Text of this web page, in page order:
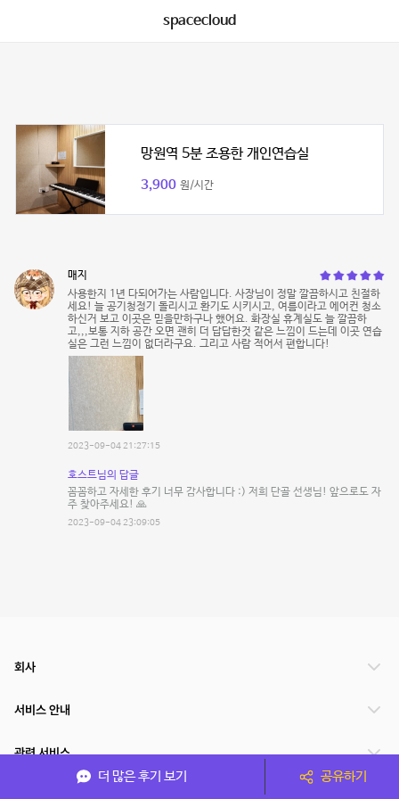
spacecloud
망원역 5분 조용한 개인연습실
3,900 원/시간
매지
사용한지 1년 다되어가는 사람입니다. 사장님이 정말 깔끔하시고 친절하
세요! 늘 공기청정기 돌리시고 환기도 시키시고, 여름이라고 에어컨 청소
하신거 보고 이곳은 믿을만하구나 했어요. 화장실 휴계실도 늘 깔끔하
고,,,보통 지하 공간 오면 괜히 더 답답한것 같은 느낌이 드는데 이곳 연습
실은 그런 느낌이 없더라구요. 그리고 사람 적어서 편합니다!
2023-09-04 21:27:15
호스트님의 답글
꼼꼼하고 자세한 후기 너무 감사합니다 :) 저희 단골 선생님! 앞으로도 자
주 찾아주세요! 🙏
2023-09-04 23:09:05
더 많은 후기 보기 공유하기
회사
서비스 안내
관련 서비스